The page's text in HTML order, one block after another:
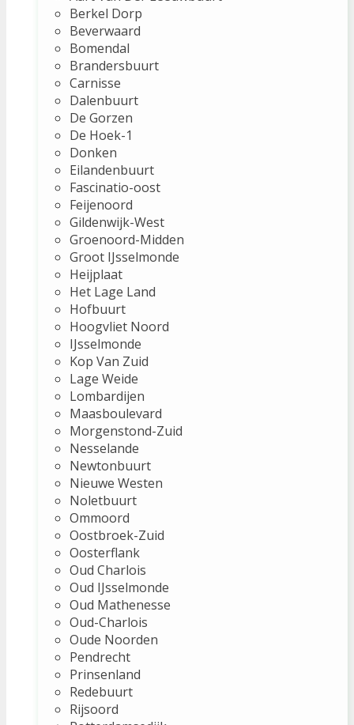
Berkel Dorp
Beverwaard
Bomendal
Brandersbuurt
Carnisse
Dalenbuurt
De Gorzen
De Hoek-1
Donken
Eilandenbuurt
Fascinatio-oost
Feijenoord
Gildenwijk-West
Groenoord-Midden
Groot IJsselmonde
Heijplaat
Het Lage Land
Hofbuurt
Hoogvliet Noord
IJsselmonde
Kop Van Zuid
Lage Weide
Lombardijen
Maasboulevard
Morgenstond-Zuid
Nesselande
Newtonbuurt
Nieuwe Westen
Noletbuurt
Ommoord
Oostbroek-Zuid
Oosterflank
Oud Charlois
Oud IJsselmonde
Oud Mathenesse
Oud-Charlois
Oude Noorden
Pendrecht
Prinsenland
Redebuurt
Rijsoord